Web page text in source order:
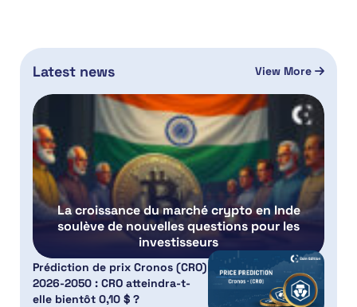
Latest news View More
La croissance du marché crypto en Inde
soulève de nouvelles questions pour les
investisseurs
Prédiction de prix Cronos (CRO)
2026-2050 : CRO atteindra-t-
elle bientôt 0,10 $ ?